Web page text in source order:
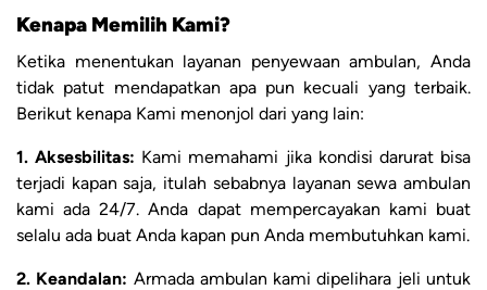
Kenapa Memilih Kami?
Ketika menentukan layanan penyewaan ambulan, Anda
tidak patut mendapatkan apa pun kecuali yang terbaik.
Berikut kenapa Kami menonjol dari yang lain:
1. Aksesbilitas: Kami memahami jika kondisi darurat bisa
terjadi kapan saja, itulah sebabnya layanan sewa ambulan
kami ada 24/7. Anda dapat mempercayakan kami buat
selalu ada buat Anda kapan pun Anda membutuhkan kami.
2. Keandalan: Armada ambulan kami dipelihara jeli untuk